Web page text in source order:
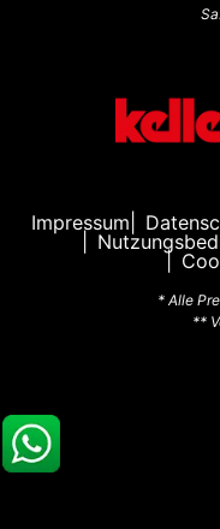
Impressum
* Alle
**